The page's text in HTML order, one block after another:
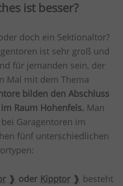
ist besser?
doch ein Sektionaltor?
ist sehr groß und
für jemanden sein, der
Mal mit dem Thema
bilden den Abschluss
Raum Hohenfels. Man
Garagentoren im
fünf unterschiedlichen
oder Kipptor
besteht